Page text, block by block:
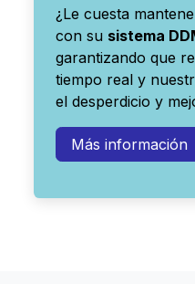
¿Le cuesta
con su sistema
garantizando que
tiempo real y
el desperdicio y
Más información